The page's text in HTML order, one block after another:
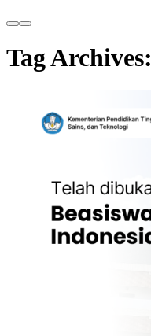
MoreMain
Tag Archives: